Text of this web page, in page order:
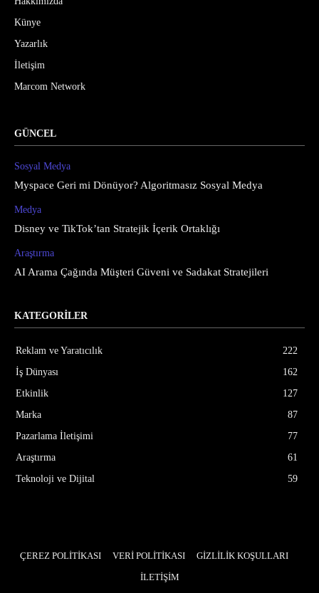
Künye
Yazarlık
İletişim
Marcom Network
GÜNCEL
Sosyal Medya
Myspace Geri mi Dönüyor? Algoritmasız Sosyal Medya
Medya
Disney ve TikTok’tan Stratejik İçerik Ortaklığı
Araştırma
AI Arama Çağında Müşteri Güveni ve Sadakat Stratejileri
KATEGORİLER
Reklam ve Yaratıcılık
222
İş Dünyası
162
Etkinlik
127
Marka
87
Pazarlama İletişimi
77
Araştırma
61
Teknoloji ve Dijital
59
ÇEREZ POLİTİKASI VERİ POLİTİKASI
GİZLİLİK KOŞULLARI
İLETİŞİM